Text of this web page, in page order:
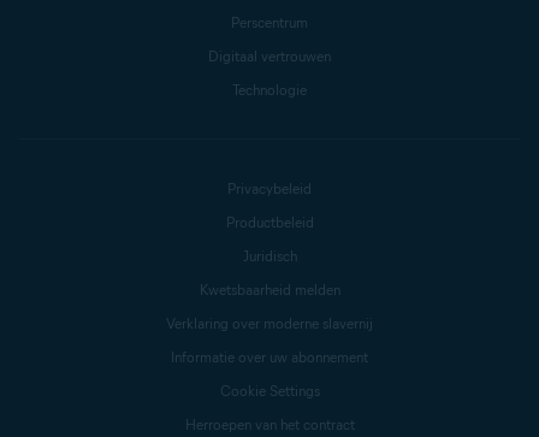
Perscentrum
Digitaal vertrouwen
Technologie
Privacybeleid
Productbeleid
Juridisch
Kwetsbaarheid melden
Verklaring over moderne slavernij
Informatie over uw abonnement
Cookie Settings
Herroepen van het contract